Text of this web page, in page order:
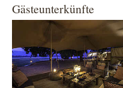
Gästeunterkünfte
Show larger version